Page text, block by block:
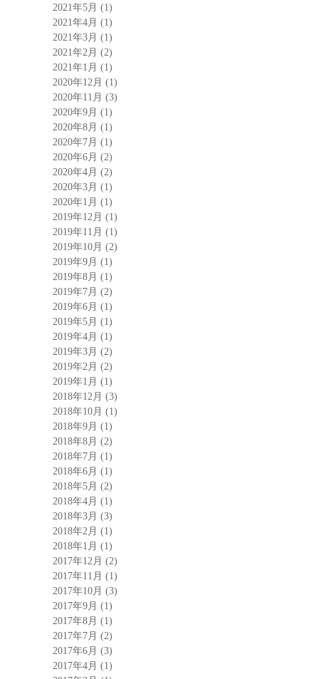
2021年5月 (1)
2021年4月 (1)
2021年3月 (1)
2021年2月 (2)
2021年1月 (1)
2020年12月 (1)
2020年11月 (3)
2020年9月 (1)
2020年8月 (1)
2020年7月 (1)
2020年6月 (2)
2020年4月 (2)
2020年3月 (1)
2020年1月 (1)
2019年12月 (1)
2019年11月 (1)
2019年10月 (2)
2019年9月 (1)
2019年8月 (1)
2019年7月 (2)
2019年6月 (1)
2019年5月 (1)
2019年4月 (1)
2019年3月 (2)
2019年2月 (2)
2019年1月 (1)
2018年12月 (3)
2018年10月 (1)
2018年9月 (1)
2018年8月 (2)
2018年7月 (1)
2018年6月 (1)
2018年5月 (2)
2018年4月 (1)
2018年3月 (3)
2018年2月 (1)
2018年1月 (1)
2017年12月 (2)
2017年11月 (1)
2017年10月 (3)
2017年9月 (1)
2017年8月 (1)
2017年7月 (2)
2017年6月 (3)
2017年4月 (1)